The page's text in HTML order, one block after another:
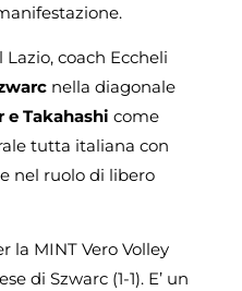
Lazio, coach Eccheli
nella diagonale
e Takahashi come
tutta italiana con
nel ruolo di libero
la MINT Vero Volley
di Szwarc (1-1). E’ un